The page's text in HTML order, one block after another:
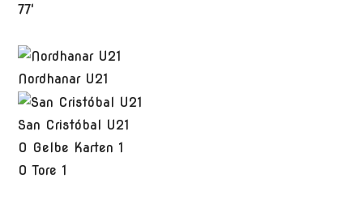
77'
Nordhanar U21
San Cristóbal U21
0 Gelbe Karten 1
0 Tore 1